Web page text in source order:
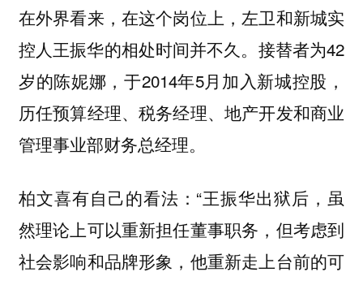
在外界看来，在这个岗位上，左卫和新城实
控人王振华的相处时间并不久。接替者为42
岁的陈妮娜，于2014年5月加入新城控股，
历任预算经理、税务经理、地产开发和商业
管理事业部财务总经理。
柏文喜有自己的看法：“王振华出狱后，虽
然理论上可以重新担任董事职务，但考虑到
社会影响和品牌形象，他重新走上台前的可